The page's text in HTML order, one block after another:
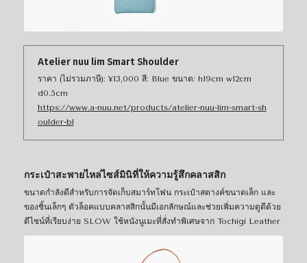
Atelier nuu lim Smart Shoulder
ราคา (ไม่รวมภาษี): ¥13,000 สี: Blue ขนาด: h19cm w12cm
d0.5cm
https://www.a-nuu.net/products/atelier-nuu-lim-smart-sh
oulder-bl
กระเป๋าสะพายไหล่ไซส์มินิที่ให้ความรู้สึกคลาสสิก
ขนาดกำลังดีสำหรับการจัดเก็บสมาร์ทโฟน กระเป๋าสตางค์ขนาดเล็ก และ
ของชิ้นเล็กๆ ตัวล็อคแบบคลาสสิกนั้นมีเอกลักษณ์และช่วยเพิ่มความดูดีด้วย
ดีไซน์ที่เรียบง่าย SLOW ใช้หนังนูเมะที่สั่งทำพิเศษจาก Tochigi Leather